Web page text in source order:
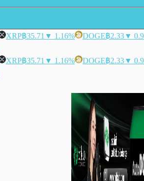
XRP฿35.71 ▼ 1.16% DOGE฿2.33▼
XRP฿35.71 ▼ 1.16% DOGE฿2.33▼